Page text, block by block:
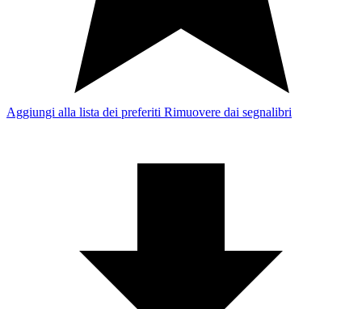
Aggiungi alla lista dei preferiti Rimuovere dai segnalibri